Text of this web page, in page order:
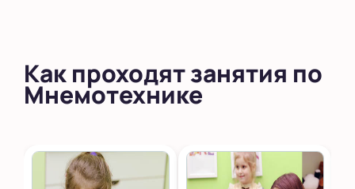
Как проходят занятия по
Мнемотехнике